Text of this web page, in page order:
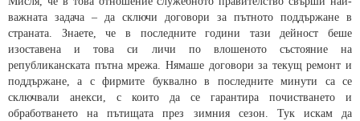
важната задача – да сключи договори за пътното поддържане в
страната. Знаете, че в последните години тази дейност беше
изоставена и това си личи по влошеното състояние на
републиканската пътна мрежа. Нямаше договори за текущ ремонт и
поддържане, а с фирмите буквално в последните минути са се
сключвали анекси, с които да се гарантира почистването и
обработването на пътищата през зимния сезон. Тук искам да